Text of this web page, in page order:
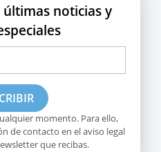
últimas noticias y
momento. Para ello,
de contacto en el aviso legal
que recibas.